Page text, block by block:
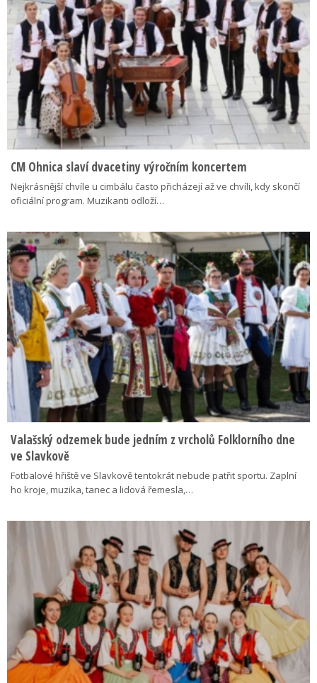
CM Ohnica slaví dvacetiny výročním koncertem
Nejkrásnější chvíle u cimbálu často přicházejí až ve chvíli, kdy skončí
oficiální program. Muzikanti odloží…
Valašský odzemek bude jedním z vrcholů Folklorního dne
ve Slavkově
Fotbalové hřiště ve Slavkově tentokrát nebude patřit sportu. Zaplní
ho kroje, muzika, tanec a lidová řemesla,…